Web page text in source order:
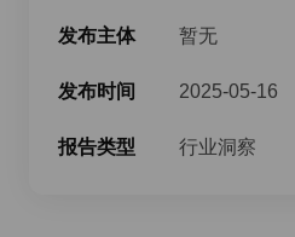
发布主体 暂无
发布时间 2025-05-16
报告类型 行业洞察